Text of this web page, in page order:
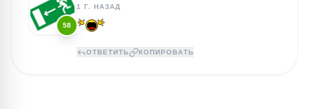
58
1 Г. НАЗАД
ОТВЕТИТЬ КОПИРОВАТЬ